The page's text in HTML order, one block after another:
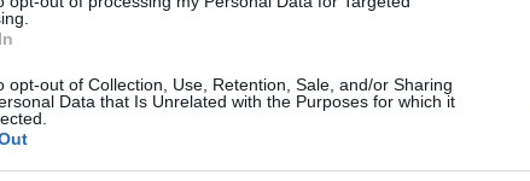
opt-out of Collection, Use, Retention, Sale, and/or Sharing
Data that Is Unrelated with the Purposes for which it
kormányzatot, hogy küldjön erősítést, mert a helyi
nem elegendő a tartomány megvédésére. A
küldenek a tartományba.